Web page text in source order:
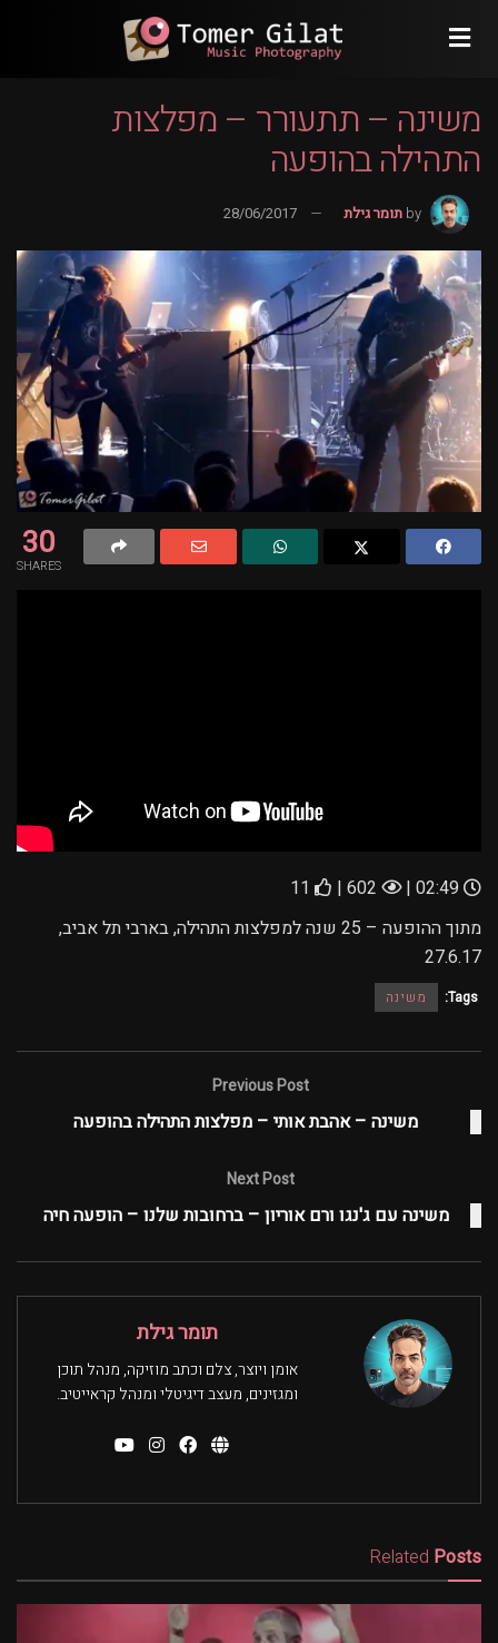
משינה – תתעורר – מפלצות
התהילה בהופעה
by תומר גילת 28/06/2017
30
SHARES
מתוך ההופעה – 25 שנה למפלצות התהילה, בארבי תל אביב,
27.6.17
Tags: משינה
Previous Post
משינה – אהבת אותי – מפלצות התהילה בהופעה
Next Post
משינה עם ג'נגו ורם אוריון – ברחובות שלנו – הופעה חיה
תומר גילת
אומן ויוצר, צלם וכתב מוזיקה, מנהל תוכן
ומגזינים, מעצב דיגיטלי ומנהל קראייטיב.
Related Posts